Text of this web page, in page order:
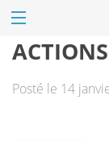
Posté le 14